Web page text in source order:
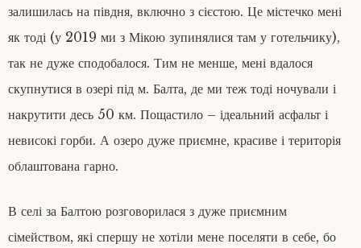
залишилась на півдня, включно з сієстою. Це містечко мені
як тоді (у 2019 ми з Мікою зупинялися там у готельчику),
так не дуже сподобалося. Тим не менше, мені вдалося
скупнутися в озері під м. Балта, де ми теж тоді ночували і
накрутити десь 50 км. Пощастило – ідеальний асфальт і
невисокі горби. А озеро дуже приємне, красиве і територія
облаштована гарно.
В селі за Балтою розговорилася з дуже приємним
сімейством, які спершу не хотіли мене поселяти в себе, бо